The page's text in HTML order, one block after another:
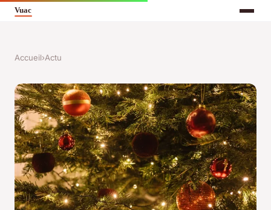
Accueil›Actu